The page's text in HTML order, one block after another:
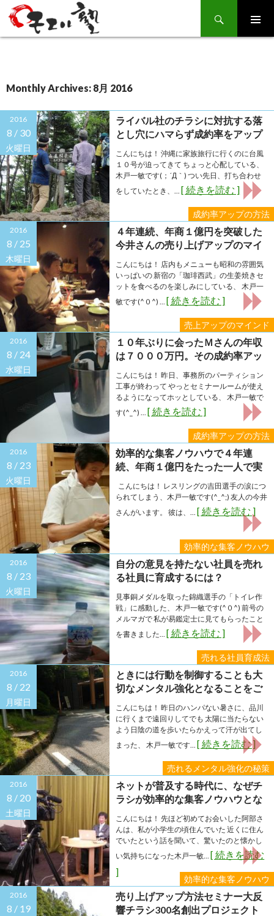
Search
SKIP
TO
Monthly Archives: 8月 2016
2016
8 / 30
火曜日
成約率アップの方法
ライバル社のチラシに対抗する落
とし穴にハマらず成約率をアップ
する方法とは？
こんにちは！ 沖縄に家族旅行に行くのに台風
１０号が迫ってきて ちょっと心配している、
木戸一敏です(；´Д｀) つい先日、打ち合わせ
をしていたとき、... [ 続きを読む ]
2016
8 / 25
木曜日
売上アップのマインド
４年連続、年商１億円を突破した
今井さんの売り上げアップのマイ
ンドを分析しました
こんにちは！ 店内もメニューも昭和の雰囲気
いっぱいの 新宿の「珈琲西武」の生姜焼きセ
ットを食べるのを楽しみにしている、 木戸一
敏です(^０^) ... [ 続きを読む ]
2016
8 / 24
水曜日
成約率アップの方法
１０年ぶりに会ったＭさんの年収
は７０００万円。その成約率アッ
プの方法とは？
こんにちは！ 昨日、事務所のパーティション
工事が終わって やっとセミナールームが使え
るようになってホッとしている、 木戸一敏で
す(^_^) ... [ 続きを読む ]
2016
8 / 23
火曜日
効率的な集客ノウハウ
効率的な集客ノウハウで４年連
続、年商１億円をたった一人で実
現している友人がいます
こんにちは！ レスリングの吉田選手の涙につ
られてしまう、木戸一敏です(^_^;) 友人の今井
さんがいます。 彼は、... [ 続きを読む ]
2016
8 / 23
火曜日
売れる社員育成法
自分の意見を持たない社員を売れ
る社員に育成するには？
見事銅メダルを取った錦織選手の「トイレ作
戦」に感動した、 木戸一敏です(^０^) 前号の
メルマガで 私が易鑑定士に見てもらったこと
を書きました... [ 続きを読む ]
2016
8 / 22
月曜日
売れるメンタル強化の秘策
ときには行動を制御することも大
切なメンタル強化となることをご
存知でしたか？
こんにちは！ 昨日のハンパない暑さに、品川
に行くまで遠回りしてでも 太陽に当たらない
よう日陰の道を歩いたらかえって汗が出てし
まった、 木戸一敏です... [ 続きを読む ]
2016
8 / 20
土曜日
効率的な集客ノウハウ
ネットが普及する時代に、なぜチ
ラシが効率的な集客ノウハウとな
りえるのか？
こんにちは！ 先ほど初めてお会いした阿部さ
んは、私が小学生の頃住んでいた 近くに住ん
でいたという話を聞いて、驚いたのと懐かし
い気持ちになった木戸一敏... [ 続きを読む
]
2016
8 / 19
売り上げアップ方法セミナー大反
響チラシ300名創出プロジェクト